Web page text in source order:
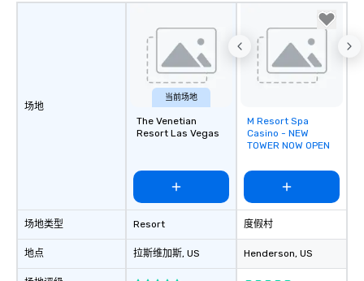
场地
场地类型
地点
当前场地
The Venetian
Resort Las Vegas
Resort
拉斯维加斯, US
Removed from
favorites
M Resort Spa
Casino - NEW
TOWER NOW OPEN
度假村
Henderson, US